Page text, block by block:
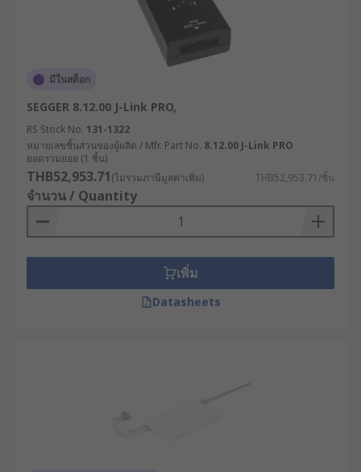
มีในสต็อก
SEGGER 8.12.00 J-Link PRO,
RS Stock No. 131-1322
หมายเลขชิ้นส่วนของผู้ผลิต / Mfr. Part No. 8.12.00 J-Link PRO
ยอดรวมย่อย (1 ชิ้น)
THB52,953.71(ไม่รวมภาษีมูลค่าเพิ่ม) THB52,953.71/ชิ้น
จำนวน / Quantity
เพิ่ม
Datasheets